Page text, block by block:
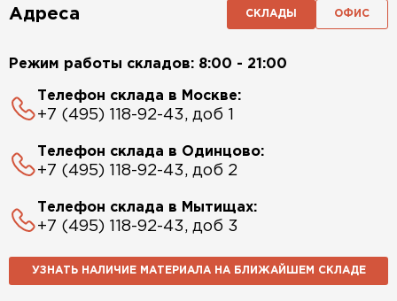
Адреса СКЛАДЫ ОФИС
Режим работы складов: 8:00 - 21:00
Телефон склада в Москве:
+7 (495) 118-92-43, доб 1
Телефон склада в Одинцово:
+7 (495) 118-92-43, доб 2
Телефон склада в Мытищах:
+7 (495) 118-92-43, доб 3
УЗНАТЬ НАЛИЧИЕ МАТЕРИАЛА НА БЛИЖАЙШЕМ СКЛАДЕ